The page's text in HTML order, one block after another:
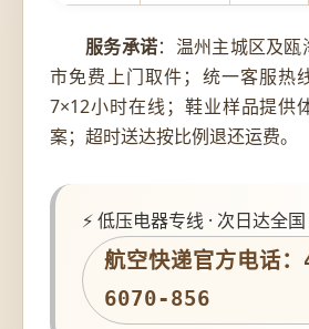
服务承诺：温州主城区及
市免费上门取件；统一客服热
7×12小时在线；鞋业样品提供
案；超时送达按比例退还运费。
⚡ 低压电器专线 · 次日达全国
航空快递官方电话
6070-856